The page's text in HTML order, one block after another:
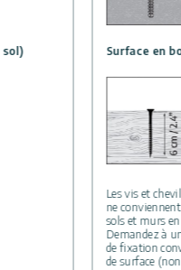
sol) Surface en
Les vis et
ne
sols et murs
Demandez à
de fixation
de surface